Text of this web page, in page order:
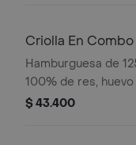
Criolla En Combo
Hamburguesa de
100% de res,
mozzarella, cebolla
$ 43.400